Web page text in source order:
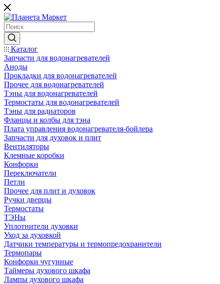
Каталог
Запчасти для водонагревателей
Аноды
Прокладки для водонагревателей
Прочее для водонагревателей
Тэны для водонагревателей
Термостаты для водонагревателей
Тэны для радиаторов
Фланцы и колбы для тэна
Плата управления водонагревателя-бойлера
Запчасти для духовок и плит
Вентиляторы
Клемные коробки
Конфорки
Переключатели
Петли
Прочее для плит и духовок
Ручки дверцы
Термостаты
ТЭНы
Уплотнители духовки
Уход за духовкой
Датчики температуры и термопредохранители
Термопары
Конфорки чугунные
Таймеры духового шкафа
Лампы духового шкафа